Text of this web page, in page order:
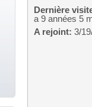
Dernière
a 9 années 5
A rejoint: 3/